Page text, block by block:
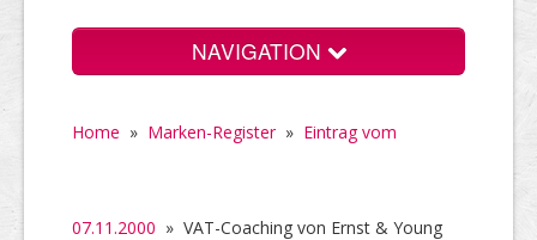
NAVIGATION
Home » Marken-Register» Eintrag vom
07.11.2000 » VAT-Coaching von Ernst & Young